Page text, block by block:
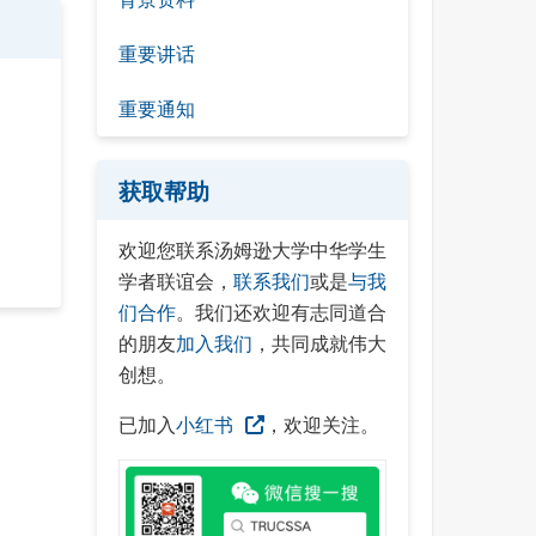
重要讲话
重要通知
获取帮助
欢迎您联系汤姆逊大学中华学生
学者联谊会， 联系我们或是与我
们合作。我们还欢迎有志同道合
的朋友加入我们 ，共同成就伟大
创想。
已加入小红书 ，欢迎关注。